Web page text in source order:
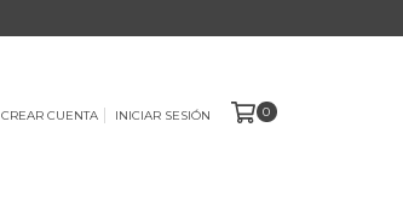
CREAR CUENTA INICIAR SESIÓN 0